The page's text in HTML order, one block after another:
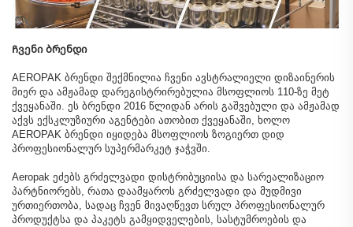
Ჩვენი ბრენდი
AEROPAK ბრენდი შექმნილია ჩვენი ავსტრალიელი დიზაინერის
მიერ და ამჟამად დარეგისტრირებულია მსოფლიოს 110-ზე მეტ
ქვეყანაში. ეს ბრენდი 2016 წლიდან არის გაშვებული და ამჟამად
აქვს ექსკლუზიური აგენტები ათობით ქვეყანაში, ხოლო
AEROPAK ბრენდი იყიდება მსოფლიოს ზოგიერთ დიდ
პროფესიონალურ სუპერმარკეტ ჯაჭვში.
Aeropak ეძებს გრძელვადი დისტრიბუციისა და სარეალიზაციო
პარტნიორებს, რათა დაამყაროს გრძელვადი და მუდმივი
ურთიერთობა, სადაც ჩვენ მივაღწევთ სრულ პროფესიონალურ
პროდუქტსა და პაკეტს გამყიდველების, სასტუმროების და